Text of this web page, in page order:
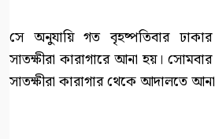
সে অনুযায়ি গত বৃহষ্পতিবার
সাতক্ষীরা কারাগারে আনা হয়।
সাতক্ষীরা কারাগার থেকে আদালতে